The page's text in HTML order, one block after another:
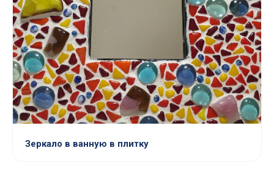
Зеркало в ванную в плитку